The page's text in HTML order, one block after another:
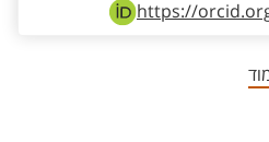
https://